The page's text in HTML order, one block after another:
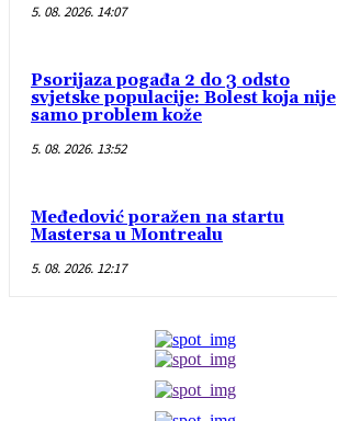
5. 08. 2026. 14:07
Psorijaza pogađa 2 do 3 odsto
svjetske populacije: Bolest koja nije
samo problem kože
5. 08. 2026. 13:52
Međedović poražen na startu
Mastersa u Montrealu
5. 08. 2026. 12:17